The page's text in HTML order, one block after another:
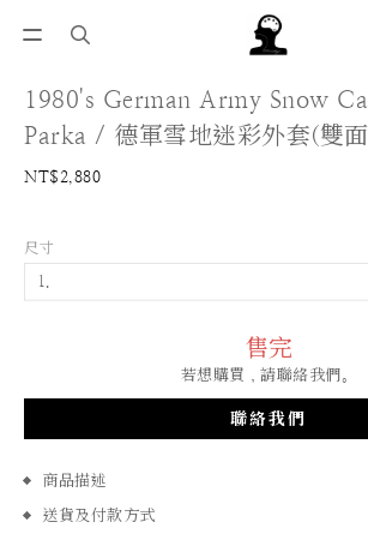
1980's German Army Snow
Parka / 德軍雪地迷彩外套(雙
NT$2,880
尺寸
售完
若想購買，請聯絡我們。
聯絡我們
商品描述
送貨及付款方式